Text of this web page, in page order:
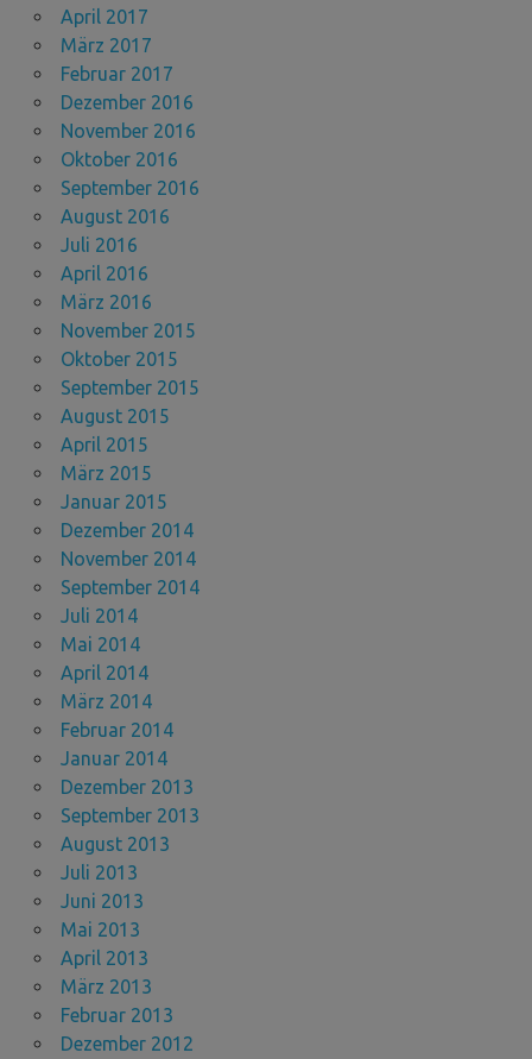
April 2017
März 2017
Februar 2017
Dezember 2016
November 2016
Oktober 2016
September 2016
August 2016
Juli 2016
April 2016
März 2016
November 2015
Oktober 2015
September 2015
August 2015
April 2015
März 2015
Januar 2015
Dezember 2014
November 2014
September 2014
Juli 2014
Mai 2014
April 2014
März 2014
Februar 2014
Januar 2014
Dezember 2013
September 2013
August 2013
Juli 2013
Juni 2013
Mai 2013
April 2013
März 2013
Februar 2013
Dezember 2012